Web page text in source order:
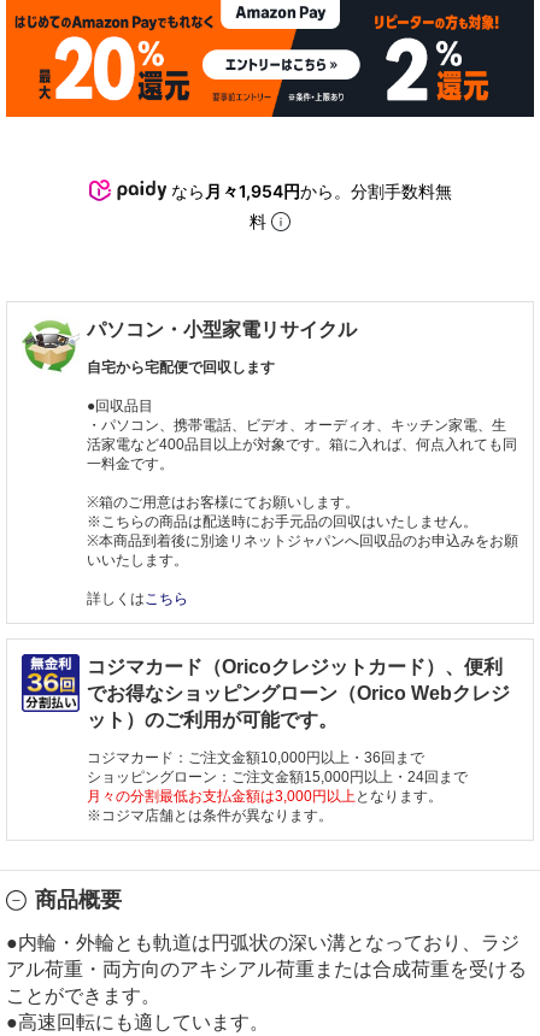
なら 月々1,954円から。分割手数料無
料
パソコン・小型家電リサイクル
自宅から宅配便で回収します
●回収品目
・パソコン、携帯電話、ビデオ、オーディオ、キッチン家電、生
活家電など400品目以上が対象です。箱に入れば、何点入れても同
一料金です。
※箱のご用意はお客様にてお願いします。
※こちらの商品は配送時にお手元品の回収はいたしません。
※本商品到着後に別途リネットジャパンへ回収品のお申込みをお願
いいたします。
詳しくはこちら
コジマカード（Oricoクレジットカード）、便利
でお得なショッピングローン（Orico Webクレジ
ット）のご利用が可能です。
コジマカード：ご注文金額10,000円以上・36回まで
ショッピングローン：ご注文金額15,000円以上・24回まで
月々の分割最低お支払金額は3,000円以上となります。
※コジマ店舗とは条件が異なります。
商品概要
●内輪・外輪とも軌道は円弧状の深い溝となっており、ラジ
アル荷重・両方向のアキシアル荷重または合成荷重を受ける
ことができます。
●高速回転にも適しています。